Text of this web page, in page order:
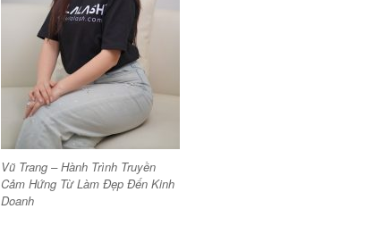
Vũ Trang – Hành Trình Truyền
Cảm Hứng Từ Làm Đẹp Đến Kinh
Doanh